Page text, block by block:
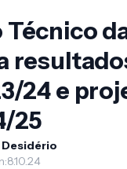
24 e
25
8.10.24